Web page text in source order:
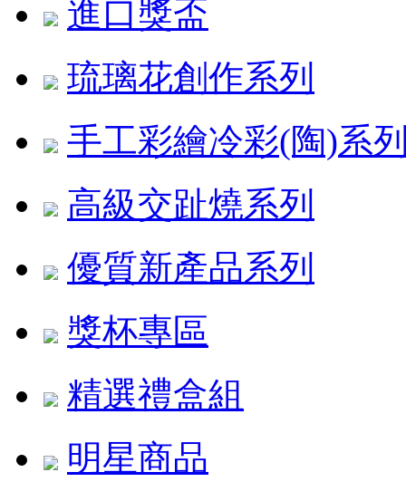
進口獎盃
琉璃花創作系列
手工彩繪冷彩(陶)系
高級交趾燒系列
優質新產品系列
獎杯專區
精選禮盒組
明星商品